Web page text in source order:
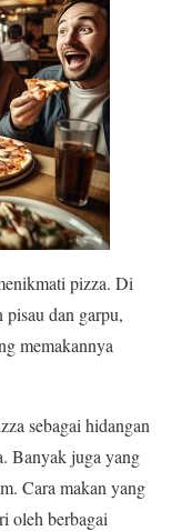
pizza. Di
pisau dan garpu,
memakannya
sebagai hidangan
Banyak juga yang
Cara makan yang
oleh berbagai